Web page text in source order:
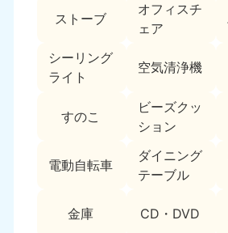
ストーブ
オフィスチ
ェア
シーリング
ライト
空気清浄機
すのこ
ビーズクッ
ション
電動自転車
ダイニング
テーブル
金庫 CD・DVD
050-1881-5268
栃木県
050-1881-5270
9:00〜19:00 年中無休 9:00
050-1881-5267
9:00〜19:00 年中無休
中部